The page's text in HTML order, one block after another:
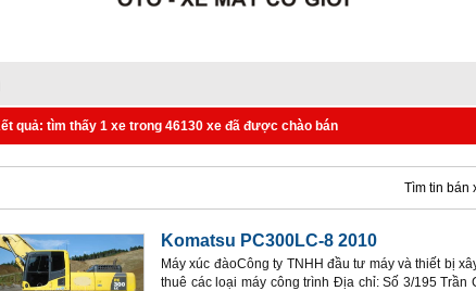
quả: tìm thấy 1 xe trong 46130 xe đã được chào bán
Tìm tin bán
Komatsu PC300LC-8 2010
Máy xúc đàoCông ty TNHH đầu tư máy và thiết bị
thuê các loại máy công trình Địa chỉ: Số 3/195 Trần